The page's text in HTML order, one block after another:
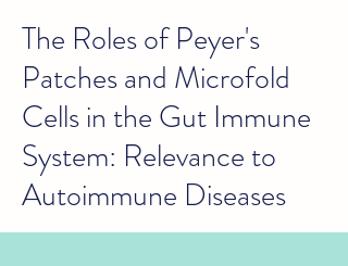
The Roles of Peyer's
Patches and Microfold
Cells in the Gut Immune
System: Relevance to
Autoimmune Diseases